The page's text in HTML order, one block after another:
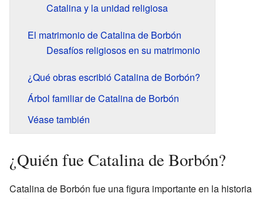
Catalina y la unidad religiosa
El matrimonio de Catalina de Borbón
Desafíos religiosos en su matrimonio
¿Qué obras escribió Catalina de Borbón?
Árbol familiar de Catalina de Borbón
Véase también
¿Quién fue Catalina de Borbón?
Catalina de Borbón fue una figura importante en la historia